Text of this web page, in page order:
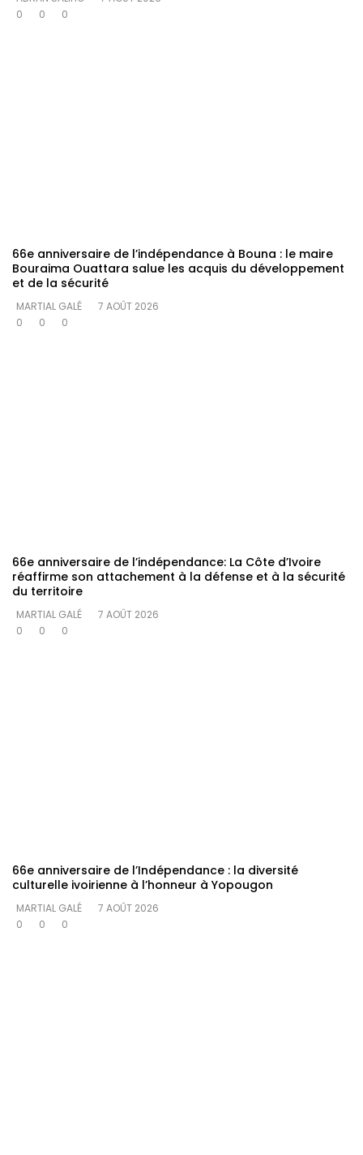
0
0 0
66e anniversaire de l’indépendance à Bouna : le maire
Bouraima Ouattara salue les acquis du développement
et de la sécurité
MARTIAL GALÉ
7 AOÛT 2026
0
0 0
66e anniversaire de l’indépendance: La Côte d’Ivoire
réaffirme son attachement à la défense et à la sécurité
du territoire
MARTIAL GALÉ
7 AOÛT 2026
0
0 0
66e anniversaire de l’Indépendance : la diversité
culturelle ivoirienne à l’honneur à Yopougon
MARTIAL GALÉ
7 AOÛT 2026
0
0 0